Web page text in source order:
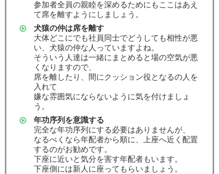
参加者全員の親睦を深めるためにもここはあえ
て席を離すようにしましょう。
犬猿の仲は席を離す
大体どこにでも社員同士でどうしても相性が悪
い、犬猿の仲な人っていますよね。
そういう人達は一緒にまとめると場の空気が悪
くなりますので、
席を離したり、間にクッション役となるの人を
入れて
嫌な雰囲気にならないように気を付けましょ
う。
年功序列を意識する
完全な年功序列にする必要はありませんが、
なるべくなら年配者から順に、上座へ近く配置
するのがお勧めです。
下座に近いと気分を害す年配者もいます。
下座側には新人に座ってもらいましょう。